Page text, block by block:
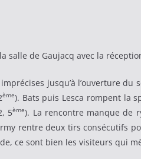
salle de Gaujacq avec la
jusqu’à l’ouverture
ème). Bats puis Lesca rompent la
5ème). La rencontre manque de
rentre deux tirs consécutifs
ce sont bien les visiteurs qui